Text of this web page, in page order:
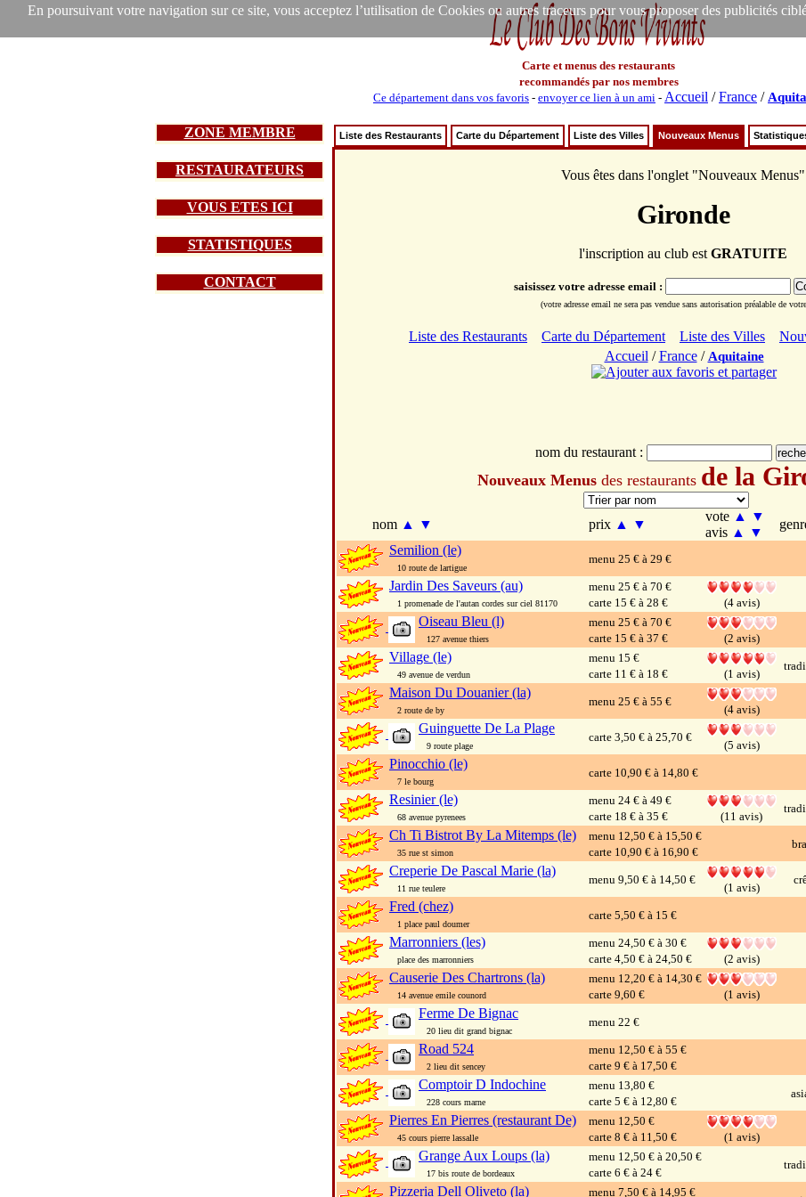
En poursuivant votre navigation sur ce site, vous acceptez l’utilisation de Cookies ou autres traceurs pour vous proposer des publicités
Carte et menus des restaurants
recommandés par nos membres
Ce département dans vos favoris - envoyer ce lien à un ami - Accueil /France /
ZONE MEMBRE
RESTAURATEURS
VOUS ETES ICI
STATISTIQUES
CONTACT
Liste des Restaurants Carte du Département Liste des Villes Nouveaux Menus
Vous êtes dans l'onglet "Nouveaux Menus"
Gironde
l'inscription au club est GRATUITE
saisissez votre adresse email :
(votre adresse email ne sera pas vendue sans autorisation préalable de
Liste des Restaurants Carte du Département Liste des Villes
Accueil /France/ Aquitaine
nom du restaurant :
Nouveaux Menusdes restaurants de la
nom ▲ ▼ prix ▲ ▼
vote ▲
▼
avis ▲ ▼
Semilion (le)
10 route de lartigue
menu 25 € à 29 €
Jardin Des Saveurs (au)
1 promenade de l'autan cordes sur ciel 81170
menu 25 € à 70 €
carte 15 € à 28 €
(4 avis)
Oiseau Bleu (l)
127 avenue thiers
menu 25 € à 70 €
carte 15 € à 37 €
(2 avis)
Village (le)
49 avenue de verdun
menu 15 €
carte 11 € à 18 €
(1 avis)
Maison Du Douanier (la)
2 route de by
menu 25 € à 55 €
(4 avis)
Guinguette De La Plage
9 route plage
carte 3,50 € à 25,70 €
(5 avis)
Pinocchio (le)
7 le bourg
carte 10,90 € à 14,80 €
Resinier (le)
68 avenue pyrenees
menu 24 € à 49 €
carte 18 € à 35 €
(11 avis)
Ch Ti Bistrot By La Mitemps (le)
35 rue st simon
menu 12,50 € à 15,50 €
carte 10,90 € à 16,90 €
Creperie De Pascal Marie (la)
11 rue teulere
menu 9,50 € à 14,50 €
(1 avis)
Fred (chez)
1 place paul doumer
carte 5,50 € à 15 €
Marronniers (les)
place des marronniers
menu 24,50 € à 30 €
carte 4,50 € à 24,50 €
(2 avis)
Causerie Des Chartrons (la)
14 avenue emile counord
menu 12,20 € à 14,30 €
carte 9,60 €
(1 avis)
Ferme De Bignac
20 lieu dit grand bignac
menu 22 €
Road 524
2 lieu dit sencey
menu 12,50 € à 55 €
carte 9 € à 17,50 €
Comptoir D Indochine
228 cours marne
menu 13,80 €
carte 5 € à 12,80 €
Pierres En Pierres (restaurant De)
45 cours pierre lassalle
menu 12,50 €
carte 8 € à 11,50 €
(1 avis)
Grange Aux Loups (la)
17 bis route de bordeaux
menu 12,50 € à 20,50 €
carte 6 € à 24 €
Pizzeria Dell Oliveto (la) menu 7,50 € à 14,95 €